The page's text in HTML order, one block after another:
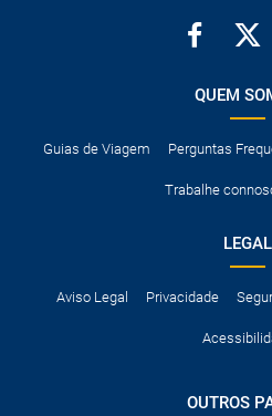
QUEM
Guias de Viagem Perguntas
Trabalhe
LEGAL
Aviso Legal Privacidade
OUTROS